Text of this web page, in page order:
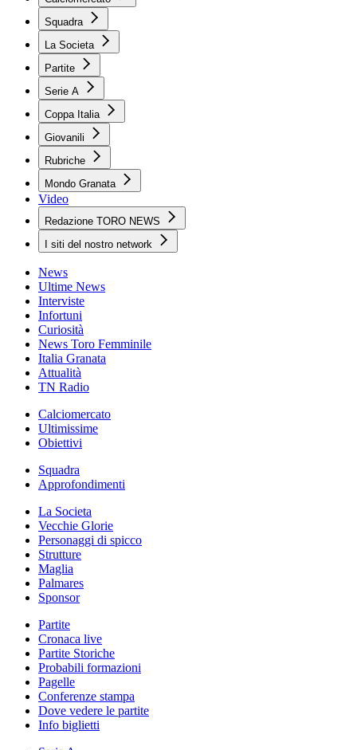
Squadra
La Societa
Partite
Serie A
Coppa Italia
Giovanili
Rubriche
Mondo Granata
Video
Redazione TORO NEWS
I siti del nostro network
News
Ultime News
Interviste
Infortuni
Curiosità
News Toro Femminile
Italia Granata
Attualità
TN Radio
Calciomercato
Ultimissime
Obiettivi
Squadra
Approfondimenti
La Societa
Vecchie Glorie
Personaggi di spicco
Strutture
Maglia
Palmares
Sponsor
Partite
Cronaca live
Partite Storiche
Probabili formazioni
Pagelle
Conferenze stampa
Dove vedere le partite
Info biglietti